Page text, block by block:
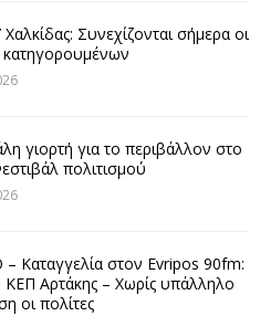
Συνεχίζονται σήμερα οι
γιορτή για το περιβάλλον στο
πολιτισμού
Καταγγελία στον Evripos 90fm:
ΚΕΠ Αρτάκης – Χωρίς υπάλληλο
οι πολίτες